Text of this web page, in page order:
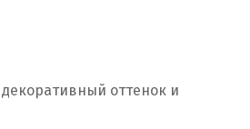
оттенок и